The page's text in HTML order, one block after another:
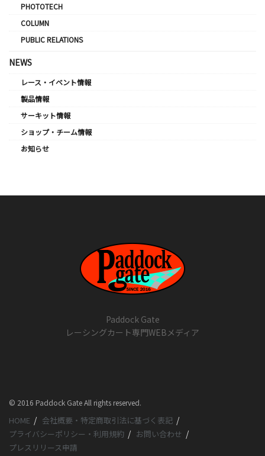
PHOTOTECH
COLUMN
PUBLIC RELATIONS
NEWS
レース・イベント情報
製品情報
サーキット情報
ショップ・チーム情報
お知らせ
Paddock Gate
レーシングカート専門WEBメディア
© 2016 Paddock Gate All rights reserved.
HOME
会社概要・特定商取引法に基づく表記
プライバシーポリシー・利用規約
お問い合わせ
プレスリリース申請